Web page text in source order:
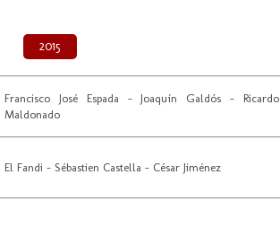
2015
Francisco José Espada - Joaquín Galdós - Ricardo
Maldonado
El Fandi - Sébastien Castella - César Jiménez